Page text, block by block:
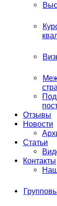
Отзывы
Новости
Статьи
Контакты